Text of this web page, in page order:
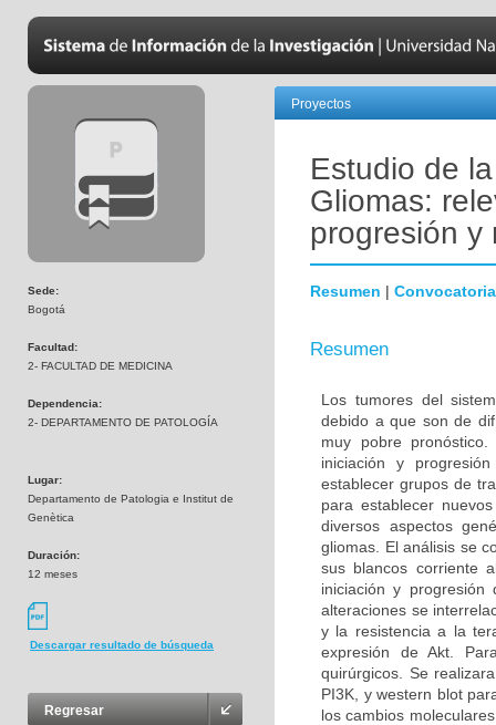
Sede:
Bogotá
Facultad:
2- FACULTAD DE MEDICINA
Dependencia:
2- DEPARTAMENTO DE PATOLOGÍA
Lugar:
Departamento de Patologia e Institut de
Genètica
Duración:
12 meses
Descargar resultado de búsqueda
Regresar
Proyectos
Estudio de
Gliomas:
progresión y
Resumen | Convocatoria
Resumen
Los tumores del
debido a que son de
muy pobre
iniciación y
establecer grupos de
para establecer
diversos aspectos
gliomas. El análisis se
sus blancos corriente
iniciación y
alteraciones se
y la resistencia a la
expresión de Akt.
quirúrgicos. Se
PI3K, y western blot
los cambios